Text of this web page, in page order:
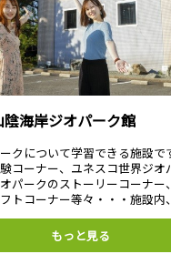
海岸ジオパーク館
クについて学習できる施設で
コーナー、ユネスコ世界ジオ
パークのストーリーコーナー
トコーナー等々・・・施設
もっと見る